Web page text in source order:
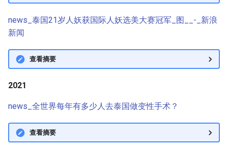
news_泰国21岁人妖获国际人妖选美大赛冠军_图__-_新浪
新闻
查看摘要
2021
news_全世界每年有多少人去泰国做变性手术？
查看摘要